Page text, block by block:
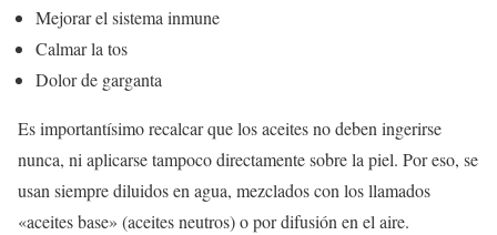
Mejorar el sistema inmune
Calmar la tos
Dolor de garganta
Es importantísimo recalcar que los aceites no deben ingerirse
nunca, ni aplicarse tampoco directamente sobre la piel. Por eso, se
usan siempre diluidos en agua, mezclados con los llamados
«aceites base» (aceites neutros) o por difusión en el aire.